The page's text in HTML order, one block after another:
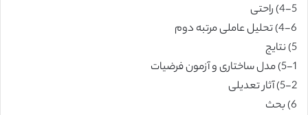
4-5) راحتی
4-6) تحلیل عاملی مرتبه دوم
5) نتایج
5-1) مدل ساختاری و آزمون فرضیات
5-2) آثار تعدیلی
6) بحث